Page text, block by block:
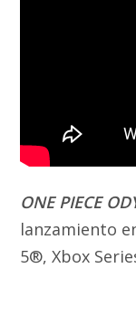
ONE PIECE
lanzamiento
5®, Xbox